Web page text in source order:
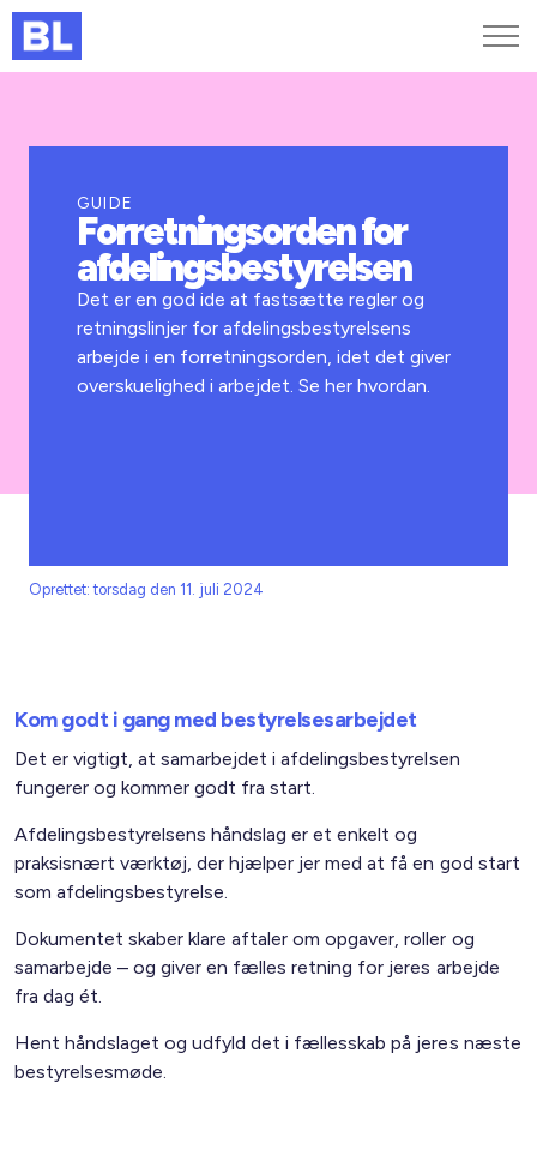
Kurser og arrangementer
Jobportalen
GUIDE
Forretningsorden for
afdelingsbestyrelsen
Det er en god ide at fastsætte regler og
retningslinjer for afdelingsbestyrelsens
arbejde i en forretningsorden, idet det giver
overskuelighed i arbejdet. Se her hvordan.
Oprettet: torsdag den 11. juli 2024
Kom godt i gang med bestyrelsesarbejdet
Det er vigtigt, at samarbejdet i afdelingsbestyrelsen
fungerer og kommer godt fra start.
Afdelingsbestyrelsens håndslag er et enkelt og
praksisnært værktøj, der hjælper jer med at få en god start
som afdelingsbestyrelse.
Dokumentet skaber klare aftaler om opgaver, roller og
samarbejde – og giver en fælles retning for jeres arbejde
fra dag ét.
Hent håndslaget og udfyld det i fællesskab på jeres næste
bestyrelsesmøde.